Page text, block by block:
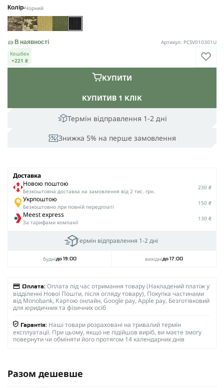
Колір Чорний
Термін відправлення 1-2 дні
Знижка 5% на перше замовлення
КУПИТИВ 1 КЛІК
КУПИТИ
В наявності
Артикул: PCSV010301U
Кешбек
+221 ₴
Доставка
Новою поштою
Безкоштовна доставка на замовлення від 2 тис. грн.
230 ₴
Укрпоштою
Безкоштовно при повній передплаті
150 ₴
Meest express
За тарифами компанії
130 ₴
Термін відправлення 1-2 дні
буднідо 19:00 вихіднідо 17:00
Оплата: Оплата під час отримання товару (Накладений платіж у
відділенні Нової Пошти, після огляду товару), Покупка частинами
від Monobank, Картою онлайн, Google pay, Apple pay, Безготівковий
для юридичних та фізичних осіб
Гарантія: Наші товари розраховані на тривалий термін
експлуатації. При цьому, якщо не підійшов виріб, ви маєте змогу
повернути чи обміняти його протягом 14 календарних днів
Разом дешевше